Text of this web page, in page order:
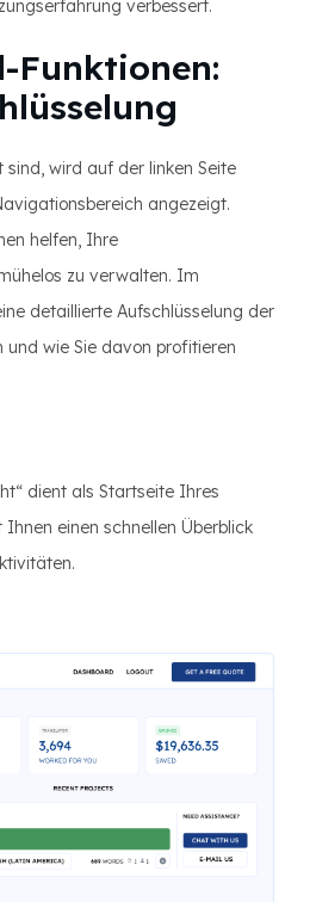
verbessert.
Funktionen:
sind, wird auf der linken Seite
angezeigt.
helfen, Ihre
zu verwalten. Im
detaillierte Aufschlüsselung der
und wie Sie davon profitieren
dient als Startseite Ihres
einen schnellen Überblick